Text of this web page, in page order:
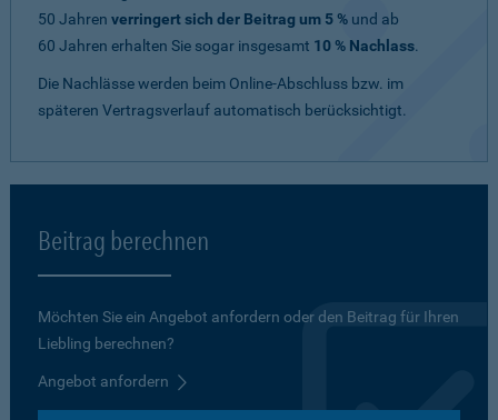
50 Jahren verringert sich der Beitrag um 5 % und ab
60 Jahren erhalten Sie sogar insgesamt 10 % Nachlass.
Die Nachlässe werden beim Online-Abschluss bzw. im
späteren Vertragsverlauf automatisch berücksichtigt.
Beitrag berechnen
Möchten Sie ein Angebot anfordern oder den Beitrag für Ihren
Liebling berechnen?
Angebot anfordern